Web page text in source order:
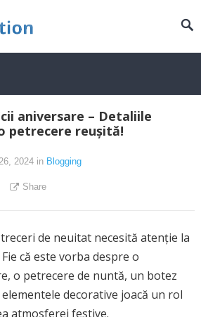
aniversare – Detaliile
petrecere reușită!
2024 in Blogging
Share
de neuitat necesită atenție la
că este vorba despre o
o petrecere de nuntă, un botez
decorative joacă un rol
atmosferei festive.